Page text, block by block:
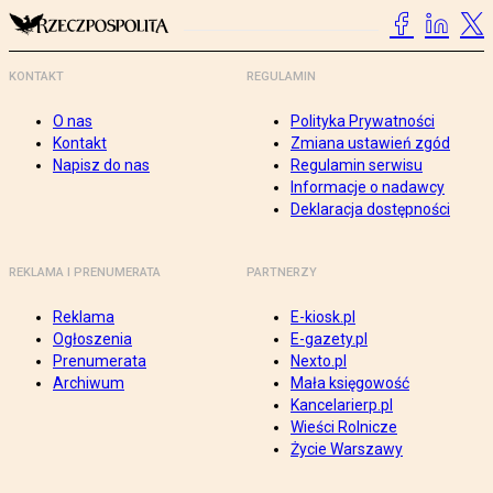
KONTAKT
O nas
Kontakt
Napisz do nas
REGULAMIN
Polityka Prywatności
Zmiana ustawień zgód
Regulamin serwisu
Informacje o nadawcy
Deklaracja dostępności
REKLAMA I PRENUMERATA
Reklama
Ogłoszenia
Prenumerata
Archiwum
PARTNERZY
E-kiosk.pl
E-gazety.pl
Nexto.pl
Mała księgowość
Kancelarierp.pl
Wieści Rolnicze
Życie Warszawy